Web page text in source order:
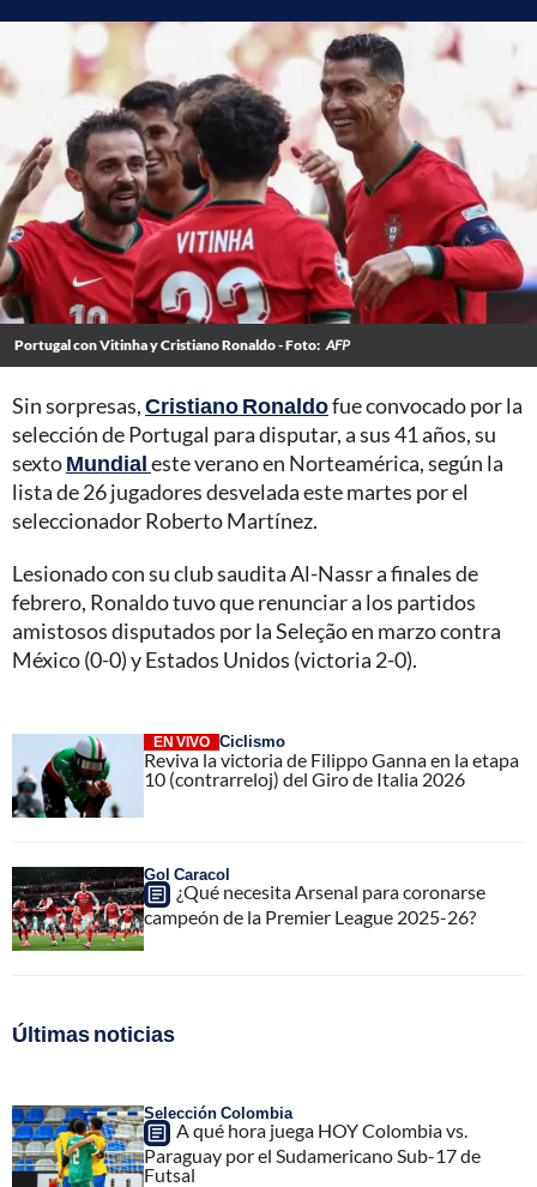
Portugal con Vitinha y Cristiano Ronaldo - Foto: AFP
Sin sorpresas,Cristiano Ronaldofue convocado por la
selección de Portugal para disputar, a sus 41 años, su
sextoMundialeste verano en Norteamérica, según la
lista de 26 jugadores desvelada este martes por el
seleccionador Roberto Martínez.
Lesionado con su club saudita Al-Nassr a finales de
febrero, Ronaldo tuvo que renunciar a los partidos
amistosos disputados por la Seleção en marzo contra
México (0-0) y Estados Unidos (victoria 2-0).
EN VIVO Ciclismo
Reviva la victoria de Filippo Ganna en la etapa
10 (contrarreloj) del Giro de Italia 2026
Gol Caracol
¿Qué necesita Arsenal para coronarse
campeón de la Premier League 2025-26?
Últimas noticias
Selección Colombia
A qué hora juega HOY Colombia vs.
Paraguay por el Sudamericano Sub-17 de
Futsal